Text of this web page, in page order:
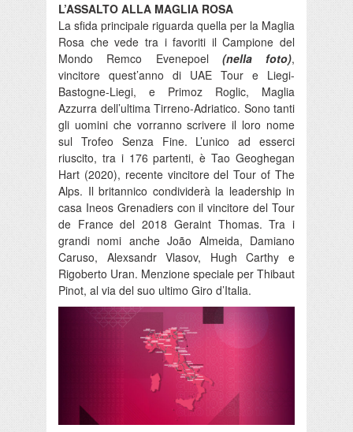
L’ASSALTO ALLA MAGLIA ROSA
La sfida principale riguarda quella per la Maglia
Rosa che vede tra i favoriti il Campione del
Mondo Remco Evenepoel (nella foto),
vincitore quest’anno di UAE Tour e Liegi-
Bastogne-Liegi, e Primoz Roglic, Maglia
Azzurra dell’ultima Tirreno-Adriatico. Sono tanti
gli uomini che vorranno scrivere il loro nome
sul Trofeo Senza Fine. L’unico ad esserci
riuscito, tra i 176 partenti, è Tao Geoghegan
Hart (2020), recente vincitore del Tour of The
Alps. Il britannico condividerà la leadership in
casa Ineos Grenadiers con il vincitore del Tour
de France del 2018 Geraint Thomas. Tra i
grandi nomi anche João Almeida, Damiano
Caruso, Alexsandr Vlasov, Hugh Carthy e
Rigoberto Uran. Menzione speciale per Thibaut
Pinot, al via del suo ultimo Giro d’Italia.